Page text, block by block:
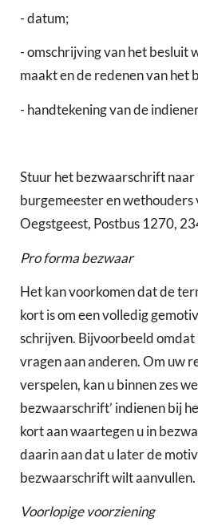
- datum;
- omschrijving van het besluit
maakt en de redenen van het
- handtekening van de
Stuur het bezwaarschrift naar
burgemeester en wethouders
Oegstgeest, Postbus 1270,
Pro forma bezwaar
Het kan voorkomen dat de
kort is om een volledig
schrijven. Bijvoorbeeld
vragen aan anderen. Om uw
verspelen, kan u binnen zes
bezwaarschrift’ indienen bij
kort aan waartegen u in
daarin aan dat u later de
bezwaarschrift wilt aanvullen.
Voorlopige voorziening